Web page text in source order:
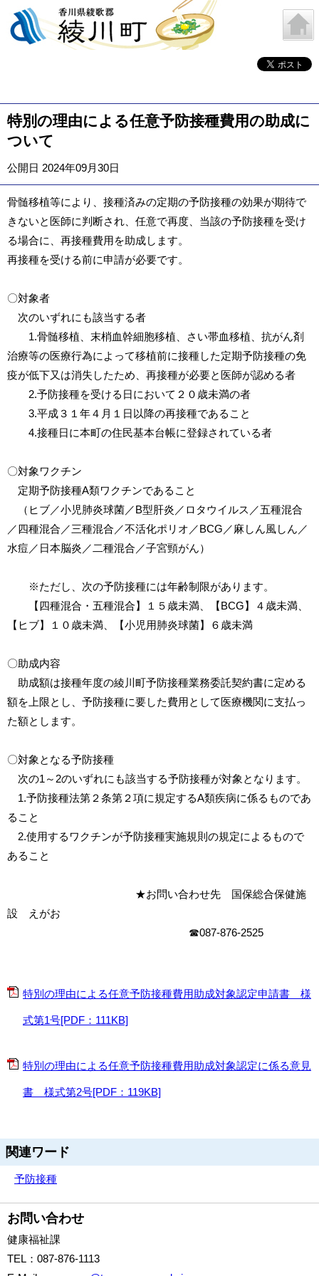
特別の理由による任意予防接種費用の助成に
ついて
公開日 2024年09月30日
骨髄移植等により、接種済みの定期の予防接種の効果が期待で
きないと医師に判断され、任意で再度、当該の予防接種を受け
る場合に、再接種費用を助成します。
再接種を受ける前に申請が必要です。
〇対象者
次のいずれにも該当する者
1.骨髄移植、末梢血幹細胞移植、さい帯血移植、抗がん剤
治療等の医療行為によって移植前に接種した定期予防接種の免
疫が低下又は消失したため、再接種が必要と医師が認める者
2.予防接種を受ける日において２０歳未満の者
3.平成３１年４月１日以降の再接種であること
4.接種日に本町の住民基本台帳に登録されている者
〇対象ワクチン
定期予防接種A類ワクチンであること
（ヒブ／小児肺炎球菌／B型肝炎／ロタウイルス／五種混合
／四種混合／三種混合／不活化ポリオ／BCG／麻しん風しん／
水痘／日本脳炎／二種混合／子宮頸がん）
※ただし、次の予防接種には年齢制限があります。
【四種混合・五種混合】１５歳未満、【BCG】４歳未満、
【ヒブ】１０歳未満、【小児用肺炎球菌】６歳未満
〇助成内容
助成額は接種年度の綾川町予防接種業務委託契約書に定める
額を上限とし、予防接種に要した費用として医療機関に支払っ
た額とします。
〇対象となる予防接種
次の1～2のいずれにも該当する予防接種が対象となります。
1.予防接種法第２条第２項に規定するA類疾病に係るものであ
ること
2.使用するワクチンが予防接種実施規則の規定によるもので
あること
★お問い合わせ先 国保総合保健施
設 えがお
☎087-876-2525
特別の理由による任意予防接種費用助成対象認定申請書 様
式第1号[PDF：111KB]
特別の理由による任意予防接種費用助成対象認定に係る意見
書 様式第2号[PDF：119KB]
関連ワード
予防接種
お問い合わせ
健康福祉課
TEL ：087-876-1113